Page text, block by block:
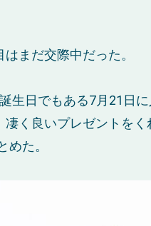
まだ交際中だった。
生日でもある7月21日に
凄く良いプレゼントを
た。